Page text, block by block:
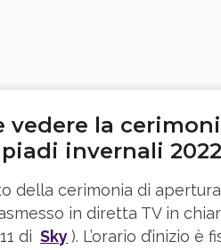
vedere la
invernali
della cerimonia di
in diretta TV in
di Sky). L’orario d’inizio è